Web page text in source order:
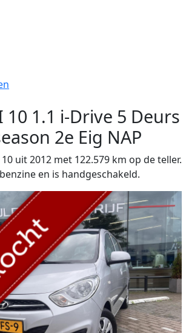
10 1.1 i-Drive 5 Deurs
2e Eig NAP
10 uit 2012 met 122.579 km op de teller.
en is handgeschakeld.